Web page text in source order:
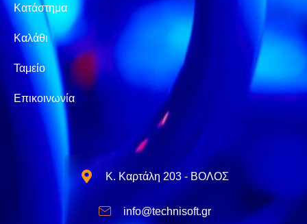
Κατάστημα
Καλάθι
Ταμείο
Επικοινωνία
Κ. Καρτάλη 203 - ΒΟΛΟΣ
info@technisoft.gr